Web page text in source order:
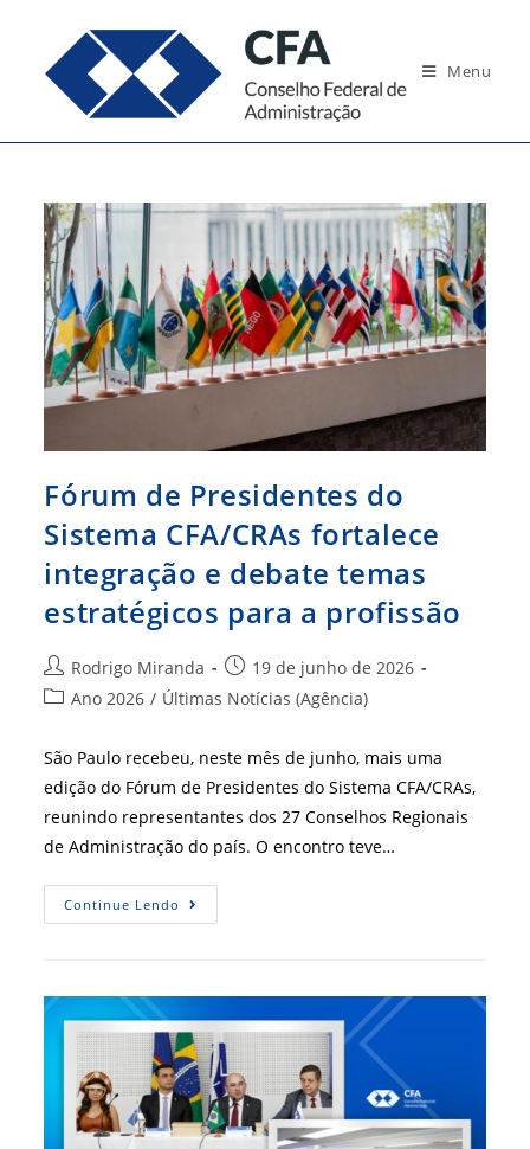
conteúdo
Menu
Fórum de Presidentes do
Sistema CFA/CRAs fortalece
integração e debate temas
estratégicos para a profissão
Autor
do
Rodrigo Miranda
Post
publicado:
19 de junho de 2026
Categoria
post:
Ano 2026 / Últimas Notícias (Agência)
São Paulo recebeu, neste mês de junho, mais uma
edição do Fórum de Presidentes do Sistema CFA/CRAs,
reunindo representantes dos 27 Conselhos Regionais
de Administração do país. O encontro teve…
Continue Lendo Fórum
De
Fortalece
Integração
E
Debate
Temas
Estratégicos
Para
A
Profissão